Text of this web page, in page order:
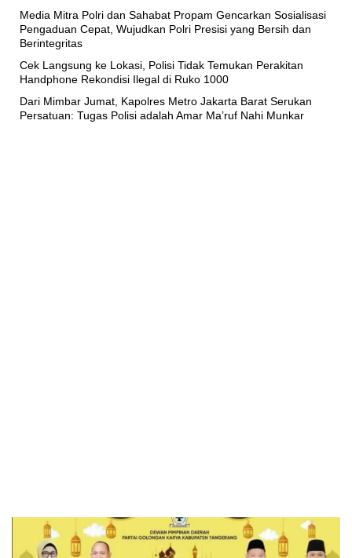
Media Mitra Polri dan Sahabat Propam Gencarkan Sosialisasi
Pengaduan Cepat, Wujudkan Polri Presisi yang Bersih dan
Berintegritas
Cek Langsung ke Lokasi, Polisi Tidak Temukan Perakitan
Handphone Rekondisi Ilegal di Ruko 1000
Dari Mimbar Jumat, Kapolres Metro Jakarta Barat Serukan
Persatuan: Tugas Polisi adalah Amar Ma’ruf Nahi Munkar